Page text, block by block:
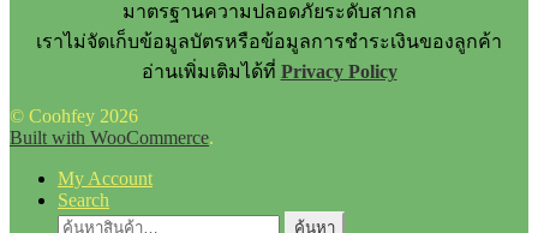
มาตรฐานความปลอดภัยระดับสากล
เราไม่จัดเก็บข้อมูลบัตรหรือข้อมูลการชำระเงินของลูกค้า
อ่านเพิ่มเติมได้ที่ Privacy Policy
© Coohfey 2026
Built with WooCommerce.
My Account
Search
ค้นหา:
ค้นหา